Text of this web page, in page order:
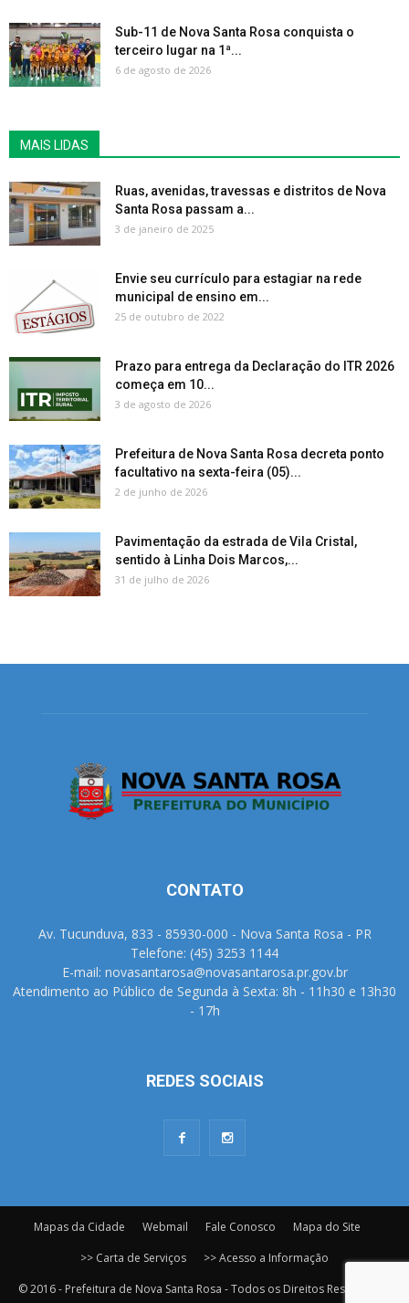
Sub-11 de Nova Santa Rosa conquista o
terceiro lugar na 1ª...
6 de agosto de 2026
MAIS LIDAS
Ruas, avenidas, travessas e distritos de Nova
Santa Rosa passam a...
3 de janeiro de 2025
Envie seu currículo para estagiar na rede
municipal de ensino em...
25 de outubro de 2022
Prazo para entrega da Declaração do ITR 2026
começa em 10...
3 de agosto de 2026
Prefeitura de Nova Santa Rosa decreta ponto
facultativo na sexta-feira (05)...
2 de junho de 2026
Pavimentação da estrada de Vila Cristal,
sentido à Linha Dois Marcos,...
31 de julho de 2026
CONTATO
Av. Tucunduva, 833 - 85930-000 - Nova Santa Rosa - PR
Telefone: (45) 3253 1144
E-mail: novasantarosa@novasantarosa.pr.gov.br
Atendimento ao Público de Segunda à Sexta: 8h - 11h30 e 13h30
- 17h
REDES SOCIAIS
Mapas da Cidade Webmail Fale Conosco
Mapa do Site
>> Carta de Serviços
>> Acesso a Informação
© 2016 - Prefeitura de Nova Santa Rosa - Todos os Direitos Reservados.